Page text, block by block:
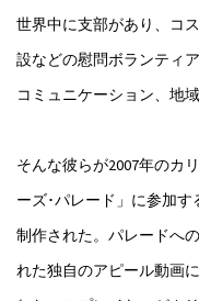
世界中に支部があり、コ
設などの慰問ボランティ
コミュニケーション、地
そんな彼らが2007年のカ
ーズ･パレード」に参加
制作された。パレードへ
れた独自のアピール動画